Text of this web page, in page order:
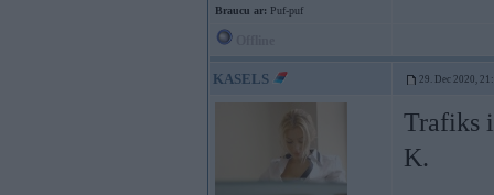
Braucu ar: Puf-puf
KASELS 29. Dec 2020,
Trafiks
K.